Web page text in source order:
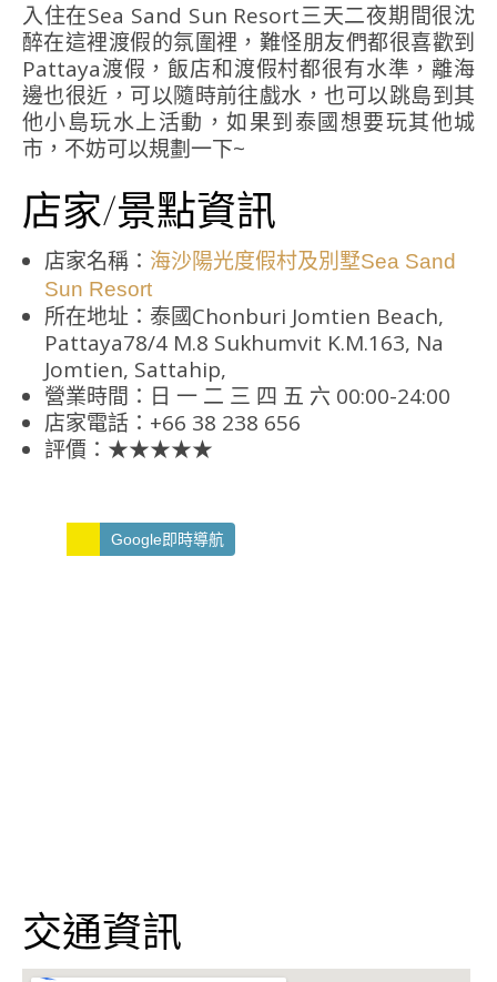
入住在Sea Sand Sun Resort三天二夜期間很沈
醉在這裡渡假的氛圍裡，難怪朋友們都很喜歡到
Pattaya渡假，飯店和渡假村都很有水準，離海
邊也很近，可以隨時前往戲水，也可以跳島到其
他小島玩水上活動，如果到泰國想要玩其他城
市，不妨可以規劃一下~
店家/景點資訊
店家名稱： 海沙陽光度假村及別墅Sea Sand
Sun Resort
所在地址：泰國Chonburi Jomtien Beach,
Pattaya78/4 M.8 Sukhumvit K.M.163, Na
Jomtien, Sattahip,
營業時間：日 一 二 三 四 五 六 00:00-24:00
店家電話：+66 38 238 656
評價：★★★★★
Google即時導航
交通資訊